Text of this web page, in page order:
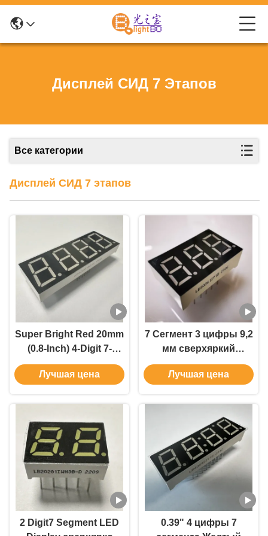
Дисплей СИД 7 Этапов
Все категории
Дисплей СИД 7 этапов
Super Bright Red 20mm
(0.8-Inch) 4-Digit 7-
Segment Common
Anode LED Display for
Лучшая цена
7 Сегмент 3 цифры 9,2
мм сверхяркий
янтарный
светодиодный
для панельного метра
Лучшая цена
2 Digit7 Segment LED
0.39" 4 цифры 7